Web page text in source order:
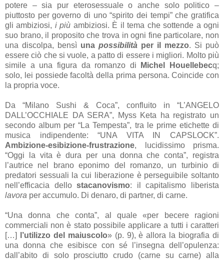
potere – sia pur eterosessuale o anche solo politico –
piuttosto per governo di uno “spirito dei tempi” che gratifica
gli ambiziosi, i più ambiziosi. È il tema che sottende a ogni
suo brano, il proposito che trova in ogni fine particolare, non
una discolpa, bensì una possibilità per il mezzo. Si può
essere ciò che si vuole, a patto di essere i migliori. Molto più
simile a una figura da romanzo di
Michel Houellebecq;
solo, lei possiede facoltà della prima persona. Coincide con
la propria voce.
Da “Milano Sushi & Coca”, confluito in “L’ANGELO
DALL’OCCHIALE DA SERA”, Myss Keta ha registrato un
secondo album per “La Tempesta”, tra le prime etichette di
musica indipendente: “UNA VITA IN CAPSLOCK”.
Ambizione-esibizione-frustrazione, lucidissimo prisma.
“Oggi la vita è dura per una donna che conta”, registra
l’autrice nel brano eponimo del romanzo, un turbinio di
predatori sessuali la cui liberazione è perseguibile soltanto
nell’efficacia dellostacanovismo: il capitalismo liberista
lavora per accumulo. Di denaro, di partner, di carne.
“Una donna che conta”, al quale «per becere ragioni
commerciali non è stato possibile applicare a tutti i caratteri
[…]
l’utilizzo del maiuscolo» (p. 9), è allora la biografia di
una donna che esibisce con sé l’insegna dell’opulenza:
dall’abito di solo prosciutto crudo (carne su carne) alla